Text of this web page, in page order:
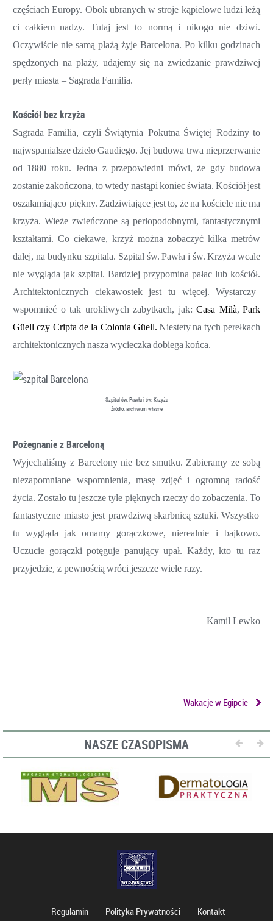
częściach Europy. Obok ubranych w stroje kąpielowe ludzi leżą
ci całkiem nadzy. Tutaj jest to normą i nikogo nie dziwi.
Oczywiście nie samą plażą żyje Barcelona. Po kilku godzinach
spędzonych na plaży, udajemy się na zwiedzanie prawdziwej
perły miasta – Sagrada Familia.
Kościół bez krzyża
Sagrada Familia, czyli Świątynia Pokutna Świętej Rodziny to
najwspanialszedziełoGaudiego. Jej budowa trwa nieprzerwanie
od 1880 roku. Jedna z przepowiedni mówi, że gdy budowa
zostaniezakończona, towtedy nastąpi koniecświata. Kościółjest
oszałamiająco piękny. Zadziwiające jest to, że na kościele nie ma
krzyża. Wieże zwieńczone są perłopodobnymi, fantastycznymi
kształtami. Co ciekawe, krzyż można zobaczyć kilka metrów
dalej, na budynku szpitala. Szpital św. Pawła i św. Krzyża wcale
nie wygląda jak szpital. Bardziej przypomina pałac lub kościół.
Architektonicznych ciekawostek jest tu więcej. Wystarczy
wspomnieć o tak urokliwych zabytkach, jak: Casa Milà, Park
Güellczy Cripta de la Colonia Güell. Niestety na tych perełkach
architektonicznych nasza wycieczka dobiega końca.
Szpital św. Pawła i św. Krzyża
Źródło: archiwum własne
Pożegnanie z Barceloną
Wyjechaliśmy z Barcelony nie bez smutku. Zabieramy ze sobą
niezapomniane wspomnienia, masę zdjęć i ogromną radość
życia. Zostało tu jeszcze tyle pięknych rzeczy do zobaczenia. To
fantastyczne miastojestprawdziwą skarbnicą sztuki. Wszystko
tu
wygląda jak omamy gorączkowe, nierealnie i bajkowo.
Uczucie gorączki potęguje panujący upał. Każdy, kto tu raz
przyjedzie, z pewnością wróci jeszcze wiele razy.
Kamil Lewko
Wakacje w Egipcie
NASZE CZASOPISMA
Regulamin Polityka Prywatności Kontakt